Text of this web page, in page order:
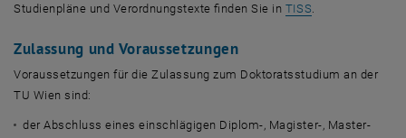
Studienpläne und Verordnungstexte finden Sie in TISS.
Zulassung und Voraussetzungen
Voraussetzungen für die Zulassung zum Doktoratsstudium an der
TU Wien sind:
der Abschluss eines einschlägigen Diplom-, Magister-, Master-